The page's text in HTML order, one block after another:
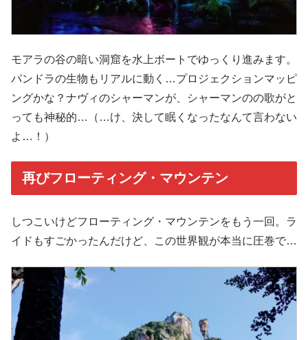
モアラの谷の暗い洞窟を水上ボートでゆっくり進みます。
パンドラの生物もリアルに動く…プロジェクションマッピ
ングかな？ナヴィのシャーマンが、シャーマンのの歌がと
っても神秘的…（…け、決して眠くなったなんて言わない
よ…！）
再びフローティング・マウンテン
しつこいけどフローティング・マウンテンをもう一回。ラ
イドもすごかったんだけど、この世界観が本当に圧巻で…